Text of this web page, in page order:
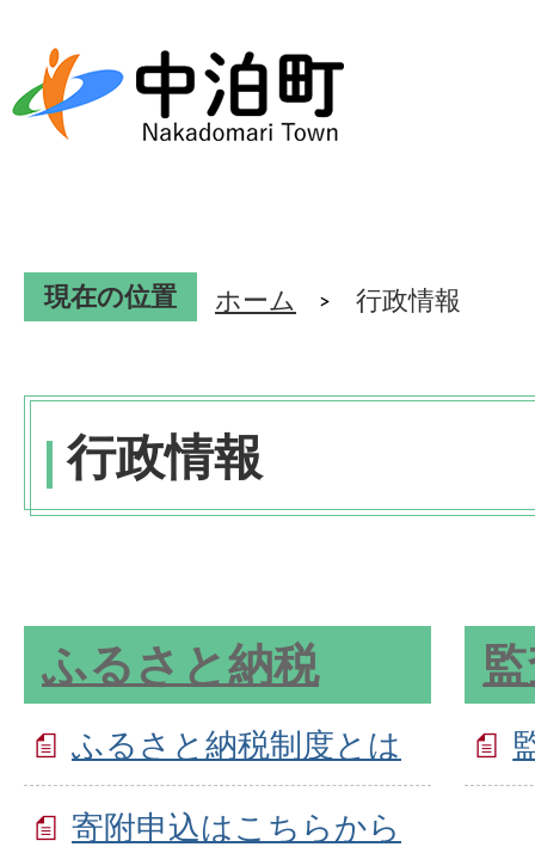
現在の位置 ホーム 行政情報
行政情報
ふるさと納税
ふるさと納税制度とは
寄附申込はこちらから